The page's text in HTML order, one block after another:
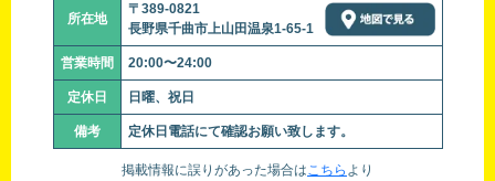
所在地
〒389-0821
長野県千曲市上山田温泉1-65-1
営業時間 20:00〜24:00
定休日 日曜、祝日
備考 定休日電話にて確認お願い致します。
掲載情報に誤りがあった場合はこちら より